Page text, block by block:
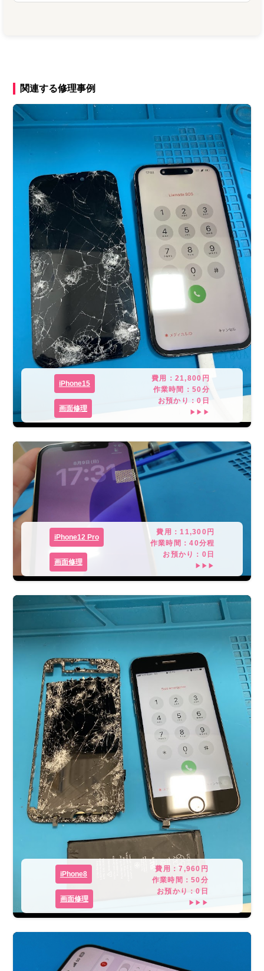
関連する修理事例
iPhone15
画面修理
費用： 21,800 円
作業時間：50分
お預かり：0 日
▶▶▶
iPhone12 Pro
画面修理
費用： 11,300円
作業時間：40分程
お預かり： 0 日
▶▶▶
iPhone8
画面修理
費用：7,960 円
作業時間：50分
お預かり：0 日
▶▶▶